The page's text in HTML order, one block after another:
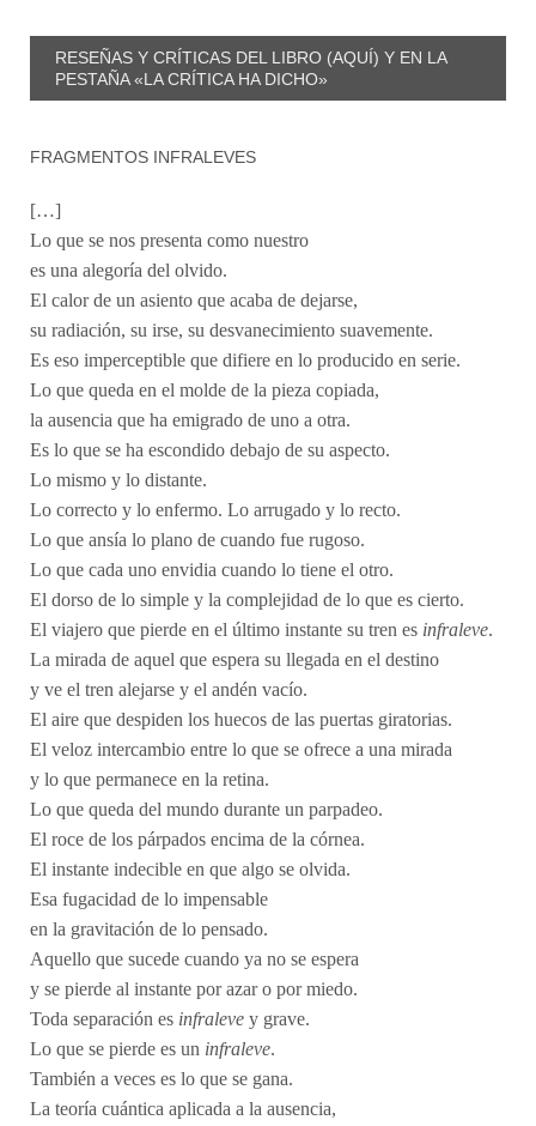
RESEÑAS Y CRÍTICAS DEL LIBRO (AQUÍ) Y EN LA
PESTAÑA «LA CRÍTICA HA DICHO»
FRAGMENTOS INFRALEVES
[…]
Lo que se nos presenta como nuestro
es una alegoría del olvido.
El calor de un asiento que acaba de dejarse,
su radiación, su irse, su desvanecimiento suavemente.
Es eso imperceptible que difiere en lo producido en serie.
Lo que queda en el molde de la pieza copiada,
la ausencia que ha emigrado de uno a otra.
Es lo que se ha escondido debajo de su aspecto.
Lo mismo y lo distante.
Lo correcto y lo enfermo. Lo arrugado y lo recto.
Lo que ansía lo plano de cuando fue rugoso.
Lo que cada uno envidia cuando lo tiene el otro.
El dorso de lo simple y la complejidad de lo que es cierto.
El viajero que pierde en el último instante su tren es infraleve.
La mirada de aquel que espera su llegada en el destino
y ve el tren alejarse y el andén vacío.
El aire que despiden los huecos de las puertas giratorias.
El veloz intercambio entre lo que se ofrece a una mirada
y lo que permanece en la retina.
Lo que queda del mundo durante un parpadeo.
El roce de los párpados encima de la córnea.
El instante indecible en que algo se olvida.
Esa fugacidad de lo impensable
en la gravitación de lo pensado.
Aquello que sucede cuando ya no se espera
y se pierde al instante por azar o por miedo.
Toda separación es infraleve y grave.
Lo que se pierde es un infraleve.
También a veces es lo que se gana.
La teoría cuántica aplicada a la ausencia,